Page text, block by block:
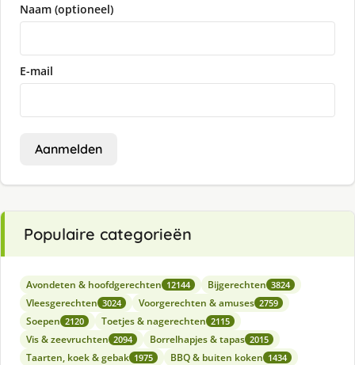
Naam (optioneel)
E-mail
Aanmelden
Populaire categorieën
Avondeten & hoofdgerechten 12144 Bijgerechten 3824
Vleesgerechten 3024 Voorgerechten & amuses 2759
Soepen 2120 Toetjes & nagerechten 2115
Vis & zeevruchten 2094 Borrelhapjes & tapas 2015
Taarten, koek & gebak 1975 BBQ & buiten koken 1434